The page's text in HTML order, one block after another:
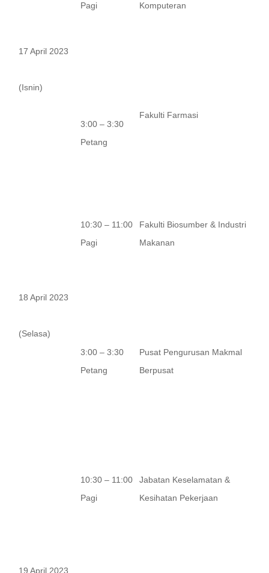
17 April 2023
(Isnin)
Pagi
Komputeran
3:00 – 3:30
Petang
Fakulti Farmasi
18 April 2023
(Selasa)
10:30 – 11:00
Pagi
Fakulti Biosumber & Industri
Makanan
3:00 – 3:30
Petang
Pusat Pengurusan Makmal
Berpusat
19 April 2023
10:30 – 11:00
Pagi
Jabatan Keselamatan &
Kesihatan Pekerjaan